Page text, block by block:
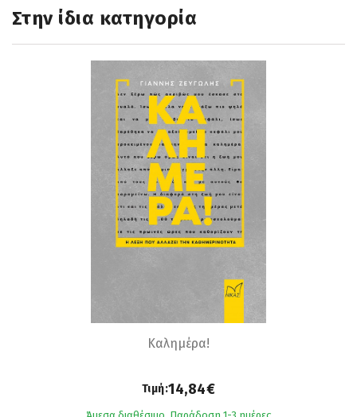
Στην ίδια κατηγορία
Καλημέρα!
Τιμή:14,84€